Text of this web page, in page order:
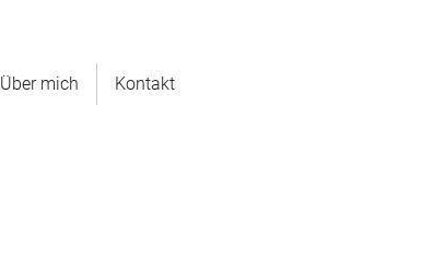
Über mich Kontakt